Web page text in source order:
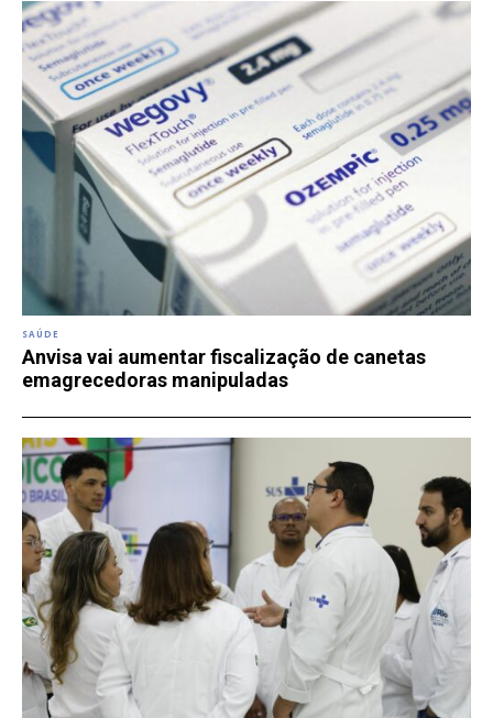
SAÚDE
Anvisa vai aumentar fiscalização de canetas
emagrecedoras manipuladas